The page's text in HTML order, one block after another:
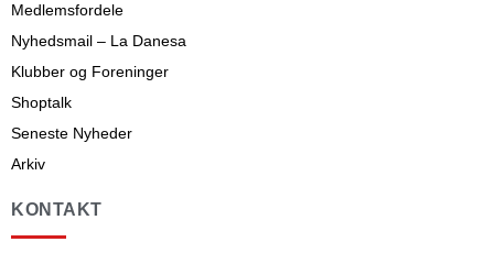
Medlemsfordele
Nyhedsmail – La Danesa
Klubber og Foreninger
Shoptalk
Seneste Nyheder
Arkiv
KONTAKT